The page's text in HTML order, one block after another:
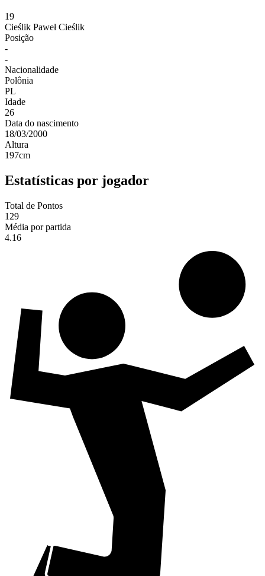
19
Cieślik Paweł Cieślik
Posição
-
-
Nacionalidade
Polônia
PL
Idade
26
Data do nascimento
18/03/2000
Altura
197cm
Estatísticas por jogador
Total de Pontos
129
Média por partida
4.16